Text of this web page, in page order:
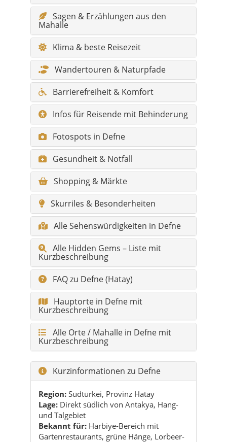
Wandertouren & Naturpfade
Barrierefreiheit & Komfort
Infos für Reisende mit Behinderung
Fotospots in Defne
Gesundheit & Notfall
Shopping & Märkte
Skurriles & Besonderheiten
Alle Sehenswürdigkeiten in Defne
Alle Hidden Gems – Liste mit
Kurzbeschreibung
FAQ zu Defne (Hatay)
Hauptorte in Defne mit
Kurzbeschreibung
Alle Orte / Mahalle in Defne mit
Kurzbeschreibung
Kurzinformationen zu Defne
Region:Südtürkei, Provinz Hatay
Lage:Direkt südlich von Antakya, Hang-
und Talgebiet
Bekannt für:Harbiye-Bereich mit
Gartenrestaurants, grüne Hänge, Lorbeer-
Seife
Charakter:Mischung aus Ausflugsziel
und Alltagsregion
Atmosphäre: Abends warm, gesellig und
zugleich entspannt